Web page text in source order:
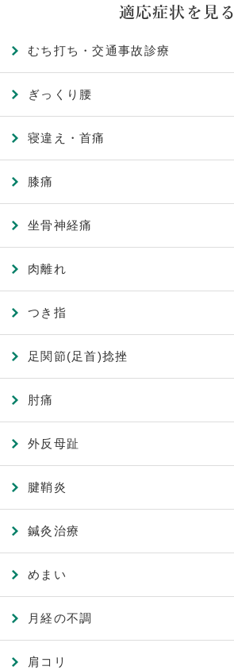
適応症状を見る
むち打ち・交通事故診療
ぎっくり腰
寝違え・首痛
膝痛
坐骨神経痛
肉離れ
つき指
足関節(足首)捻挫
肘痛
外反母趾
腱鞘炎
鍼灸治療
めまい
月経の不調
肩コリ